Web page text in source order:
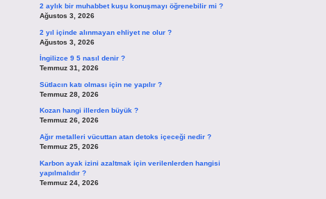
2 aylık bir muhabbet kuşu konuşmayı öğrenebilir mi ?
Ağustos 3, 2026
2 yıl içinde alınmayan ehliyet ne olur ?
Ağustos 3, 2026
İngilizce 9 5 nasıl denir ?
Temmuz 31, 2026
Sütlacın katı olması için ne yapılır ?
Temmuz 28, 2026
Kozan hangi illerden büyük ?
Temmuz 26, 2026
Ağır metalleri vücuttan atan detoks içeceği nedir ?
Temmuz 25, 2026
Karbon ayak izini azaltmak için verilenlerden hangisi
yapılmalıdır ?
Temmuz 24, 2026